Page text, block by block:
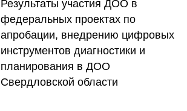
Результаты участия ДОО в
федеральных проектах по
апробации, внедрению цифровых
инструментов диагностики и
планирования в ДОО
Свердловской области